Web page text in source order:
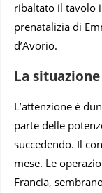
ribaltato il tavolo
prenatalizia di
d’Avorio.
La
L’attenzione è
parte delle
succedendo. Il
mese. Le
Francia,